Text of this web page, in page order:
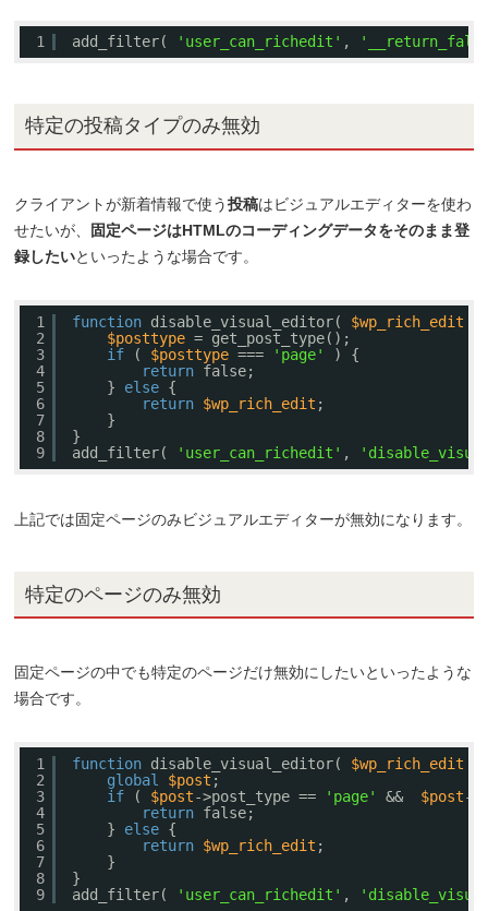
1 add_filter( 'user_can_richedit' ,
特定の投稿タイプのみ無効
クライアントが新着情報で使う投稿はビジュアルエディターを使わ
せたいが、 固定ページはHTMLのコーディングデータをそのまま登
録したいといったような場合です。
1
2
3
4
5
6
7
8
9
function disable_visual_editor( $wp_rich_edit
$posttype = get_post_type();
if
( $posttype === 'page'
) {
return false;
} else {
return $wp_rich_edit ;
}
}
add_filter(
'user_can_richedit' ,
上記では固定ページのみビジュアルエディターが無効になります。
特定のページのみ無効
固定ページの中でも特定のページだけ無効にしたいといったような
場合です。
1
2
3
4
5
6
7
8
9
function disable_visual_editor( $wp_rich_edit
global
$post ;
if
( $post->post_type == 'page' && $post-
return false;
} else {
return $wp_rich_edit ;
}
}
add_filter(
'user_can_richedit' ,